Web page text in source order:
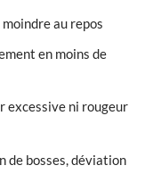
moindre au repos
en moins de
excessive ni rougeur
de bosses, déviation